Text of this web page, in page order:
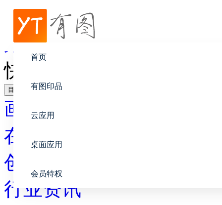
首页
有图印品
云应用
桌面应用
会员特权
帮助中心
聚会纪念
快乐家庭纪念册祝福语
目录
画册设计
在线印刷
创意设计
行业资讯